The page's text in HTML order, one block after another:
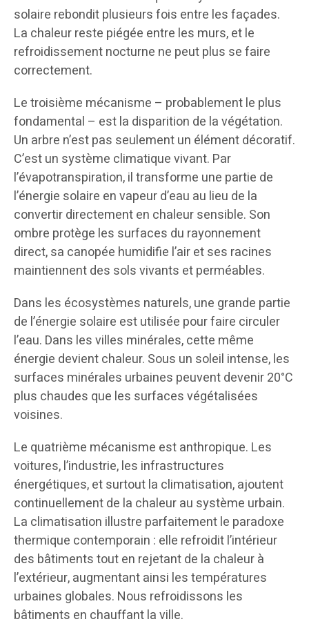
solaire rebondit plusieurs fois entre les façades.
La chaleur reste piégée entre les murs, et le
refroidissement nocturne ne peut plus se faire
correctement.
Le troisième mécanisme – probablement le plus
fondamental – est la disparition de la végétation.
Un arbre n’est pas seulement un élément décoratif.
C’est un système climatique vivant. Par
l’évapotranspiration, il transforme une partie de
l’énergie solaire en vapeur d’eau au lieu de la
convertir directement en chaleur sensible. Son
ombre protège les surfaces du rayonnement
direct, sa canopée humidifie l’air et ses racines
maintiennent des sols vivants et perméables.
Dans les écosystèmes naturels, une grande partie
de l’énergie solaire est utilisée pour faire circuler
l’eau. Dans les villes minérales, cette même
énergie devient chaleur. Sous un soleil intense, les
surfaces minérales urbaines peuvent devenir 20°C
plus chaudes que les surfaces végétalisées
voisines.
Le quatrième mécanisme est anthropique. Les
voitures, l’industrie, les infrastructures
énergétiques, et surtout la climatisation, ajoutent
continuellement de la chaleur au système urbain.
La climatisation illustre parfaitement le paradoxe
thermique contemporain : elle refroidit l’intérieur
des bâtiments tout en rejetant de la chaleur à
l’extérieur, augmentant ainsi les températures
urbaines globales. Nous refroidissons les
bâtiments en chauffant la ville.